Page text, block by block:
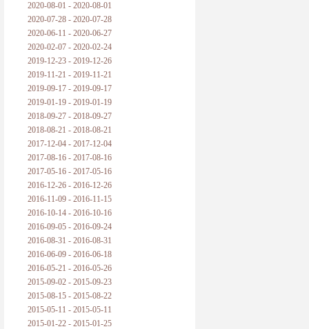
2020-08-01 - 2020-08-01
2020-07-28 - 2020-07-28
2020-06-11 - 2020-06-27
2020-02-07 - 2020-02-24
2019-12-23 - 2019-12-26
2019-11-21 - 2019-11-21
2019-09-17 - 2019-09-17
2019-01-19 - 2019-01-19
2018-09-27 - 2018-09-27
2018-08-21 - 2018-08-21
2017-12-04 - 2017-12-04
2017-08-16 - 2017-08-16
2017-05-16 - 2017-05-16
2016-12-26 - 2016-12-26
2016-11-09 - 2016-11-15
2016-10-14 - 2016-10-16
2016-09-05 - 2016-09-24
2016-08-31 - 2016-08-31
2016-06-09 - 2016-06-18
2016-05-21 - 2016-05-26
2015-09-02 - 2015-09-23
2015-08-15 - 2015-08-22
2015-05-11 - 2015-05-11
2015-01-22 - 2015-01-25